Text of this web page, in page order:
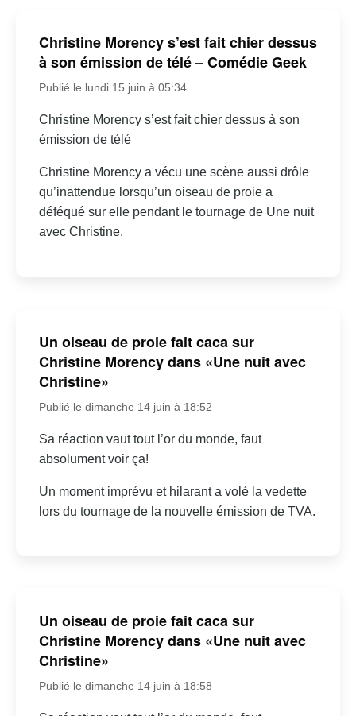
Christine Morency s’est fait chier dessus
à son émission de télé – Comédie Geek
Publié le lundi 15 juin à 05:34
Christine Morency s’est fait chier dessus à son
émission de télé
Christine Morency a vécu une scène aussi drôle
qu’inattendue lorsqu’un oiseau de proie a
déféqué sur elle pendant le tournage de Une nuit
avec Christine.
Un oiseau de proie fait caca sur
Christine Morency dans «Une nuit avec
Christine»
Publié le dimanche 14 juin à 18:52
Sa réaction vaut tout l’or du monde, faut
absolument voir ça!
Un moment imprévu et hilarant a volé la vedette
lors du tournage de la nouvelle émission de TVA.
Un oiseau de proie fait caca sur
Christine Morency dans «Une nuit avec
Christine»
Publié le dimanche 14 juin à 18:58